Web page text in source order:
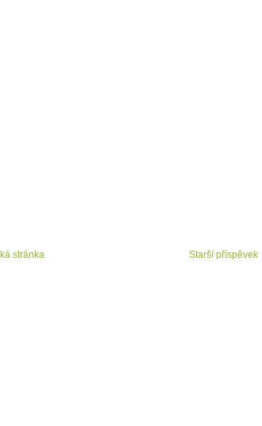
Starší příspěvek
stránka